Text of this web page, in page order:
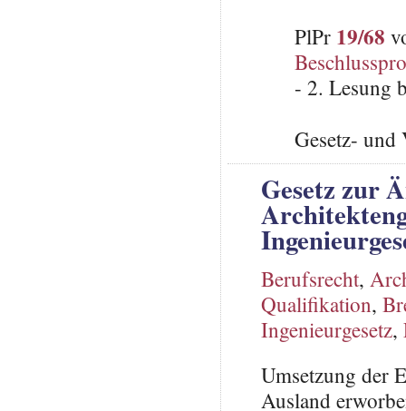
PlPr 19/68
- 2. Lesung
Gesetz-
Gesetz zur
Berufsrecht,
Qualifikation,
Ingenieurgesetz,
Umsetzung der
Ausland